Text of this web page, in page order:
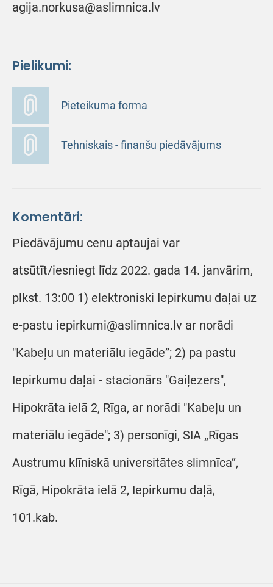
agija.norkusa@aslimnica.lv
Pielikumi:
Pieteikuma forma
Tehniskais - finanšu piedāvājums
Komentāri:
Piedāvājumu cenu aptaujai var
atsūtīt/iesniegt līdz 2022. gada 14. janvārim,
plkst. 13:00 1) elektroniski Iepirkumu daļai uz
e-pastu iepirkumi@aslimnica.lv ar norādi
"Kabeļu un materiālu iegāde”; 2) pa pastu
Iepirkumu daļai - stacionārs "Gaiļezers",
Hipokrāta ielā 2, Rīga, ar norādi "Kabeļu un
materiālu iegāde"; 3) personīgi, SIA „Rīgas
Austrumu klīniskā universitātes slimnīca”,
Rīgā, Hipokrāta ielā 2, Iepirkumu daļā,
101.kab.